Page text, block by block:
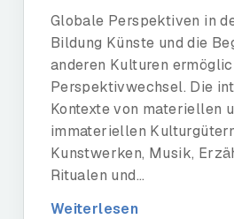
Globale Perspektiven in
Bildung Künste und die
anderen Kulturen
Perspektivwechsel. Die
Kontexte von materiellen
immateriellen
Kunstwerken, Musik,
Ritualen und...
Weiterlesen